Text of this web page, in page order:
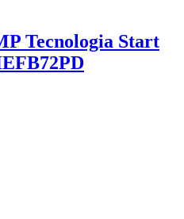
Tecnologia Start